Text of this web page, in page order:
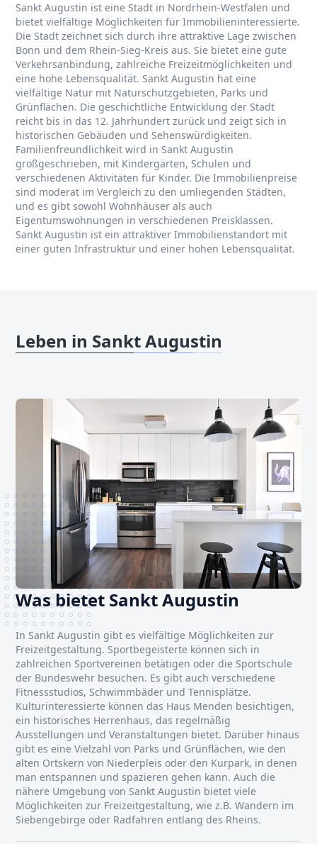
Sankt Augustin ist eine Stadt in Nordrhein-Westfalen und
bietet vielfältige Möglichkeiten für Immobilieninteressierte.
Die Stadt zeichnet sich durch ihre attraktive Lage zwischen
Bonn und dem Rhein-Sieg-Kreis aus. Sie bietet eine gute
Verkehrsanbindung, zahlreiche Freizeitmöglichkeiten und
eine hohe Lebensqualität. Sankt Augustin hat eine
vielfältige Natur mit Naturschutzgebieten, Parks und
Grünflächen. Die geschichtliche Entwicklung der Stadt
reicht bis in das 12. Jahrhundert zurück und zeigt sich in
historischen Gebäuden und Sehenswürdigkeiten.
Familienfreundlichkeit wird in Sankt Augustin
großgeschrieben, mit Kindergärten, Schulen und
verschiedenen Aktivitäten für Kinder. Die Immobilienpreise
sind moderat im Vergleich zu den umliegenden Städten,
und es gibt sowohl Wohnhäuser als auch
Eigentumswohnungen in verschiedenen Preisklassen.
Sankt Augustin ist ein attraktiver Immobilienstandort mit
einer guten Infrastruktur und einer hohen Lebensqualität.
Leben in Sankt Augustin
Was bietet Sankt Augustin
In Sankt Augustin gibt es vielfältige Möglichkeiten zur
Freizeitgestaltung. Sportbegeisterte können sich in
zahlreichen Sportvereinen betätigen oder die Sportschule
der Bundeswehr besuchen. Es gibt auch verschiedene
Fitnessstudios, Schwimmbäder und Tennisplätze.
Kulturinteressierte können das Haus Menden besichtigen,
ein historisches Herrenhaus, das regelmäßig
Ausstellungen und Veranstaltungen bietet. Darüber hinaus
gibt es eine Vielzahl von Parks und Grünflächen, wie den
alten Ortskern von Niederpleis oder den Kurpark, in denen
man entspannen und spazieren gehen kann. Auch die
nähere Umgebung von Sankt Augustin bietet viele
Möglichkeiten zur Freizeitgestaltung, wie z.B. Wandern im
Siebengebirge oder Radfahren entlang des Rheins.